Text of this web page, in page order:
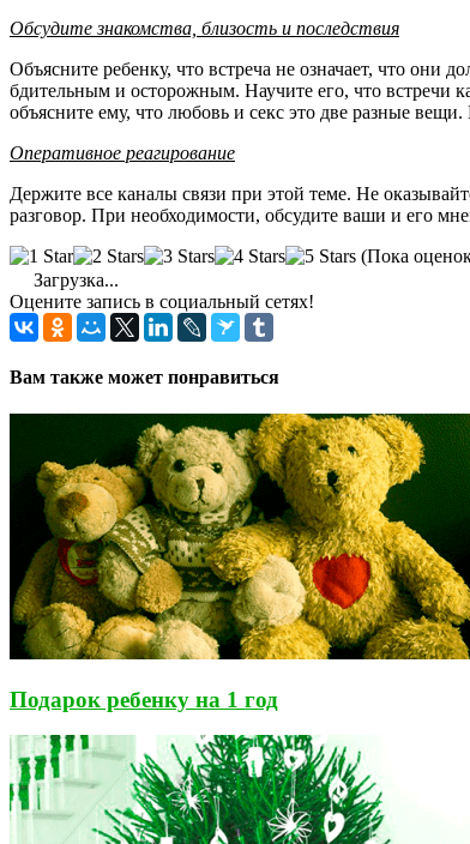
Обсудите знакомства, близость и последствия
Объясните ребенку, что встреча не означает, что они
бдительным и осторожным. Научите его, что встречи
объясните ему, что любовь и секс это две разные
Оперативное реагирование
Держите все каналы связи при этой теме. Не
разговор. При необходимости, обсудите ваши и его
(Пока
Загрузка...
Оцените запись в социальный сетях!
Вам также может понравиться
Подарок ребенку на 1 год